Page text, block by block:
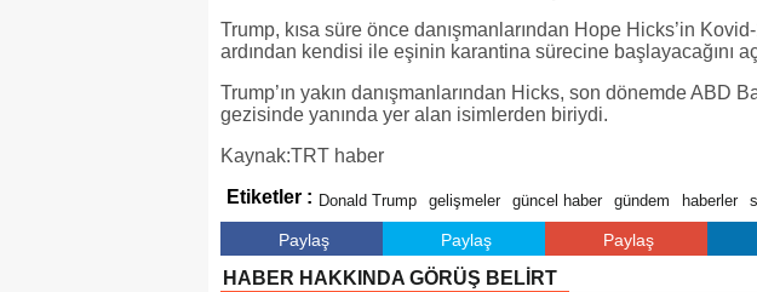
Trump, kısa süre önce danışmanlarından Hope Hicks’in
ardından kendisi ile eşinin karantina sürecine başlayacağını
Trump’ın yakın danışmanlarından Hicks, son dönemde ABD
gezisinde yanında yer alan isimlerden biriydi.
Kaynak:TRT haber
Etiketler : Donald Trump gelişmeler güncel haber gündem haberler
Paylaş Paylaş Paylaş
HABER HAKKINDA GÖRÜŞ BELİRT